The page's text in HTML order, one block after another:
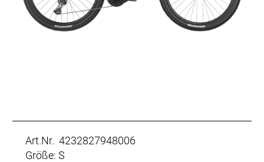
Art.Nr. 4232827948006
Größe: S